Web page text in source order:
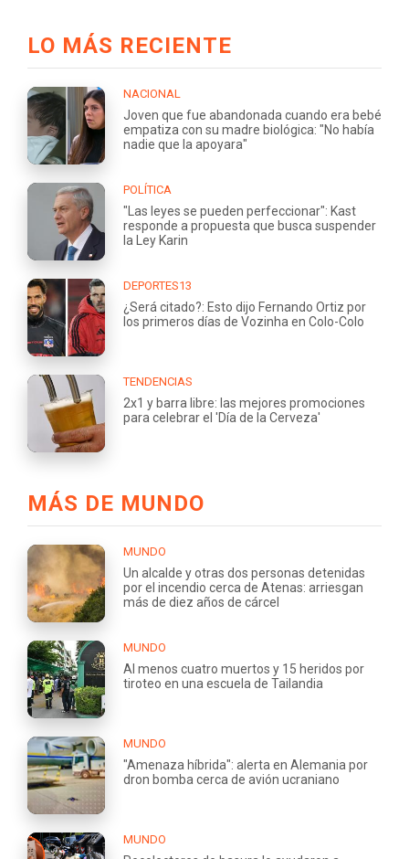
LO MÁS RECIENTE
NACIONAL
Joven que fue abandonada cuando era bebé
empatiza con su madre biológica: "No había
nadie que la apoyara"
POLÍTICA
"Las leyes se pueden perfeccionar": Kast
responde a propuesta que busca suspender
la Ley Karin
DEPORTES13
¿Será citado?: Esto dijo Fernando Ortiz por
los primeros días de Vozinha en Colo-Colo
TENDENCIAS
2x1 y barra libre: las mejores promociones
para celebrar el 'Día de la Cerveza'
MÁS DE MUNDO
MUNDO
Un alcalde y otras dos personas detenidas
por el incendio cerca de Atenas: arriesgan
más de diez años de cárcel
MUNDO
Al menos cuatro muertos y 15 heridos por
tiroteo en una escuela de Tailandia
MUNDO
"Amenaza híbrida": alerta en Alemania por
dron bomba cerca de avión ucraniano
MUNDO